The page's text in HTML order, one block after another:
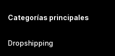
Categorías principales
Dropshipping